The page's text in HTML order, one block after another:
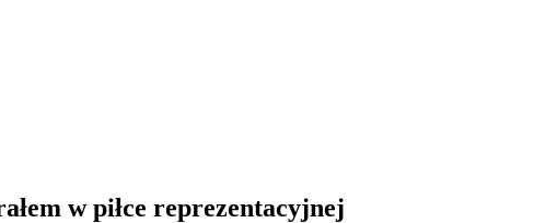
w piłce reprezentacyjnej